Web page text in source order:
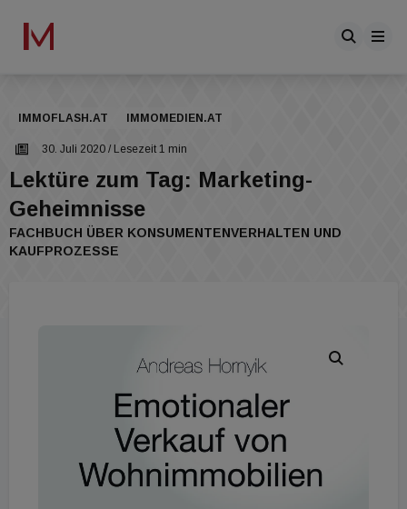
IMMOFLASH.AT IMMOMEDIEN.AT
30. Juli 2020 / Lesezeit 1 min
Lektüre zum Tag: Marketing-
Geheimnisse
FACHBUCH ÜBER KONSUMENTENVERHALTEN UND
KAUFPROZESSE